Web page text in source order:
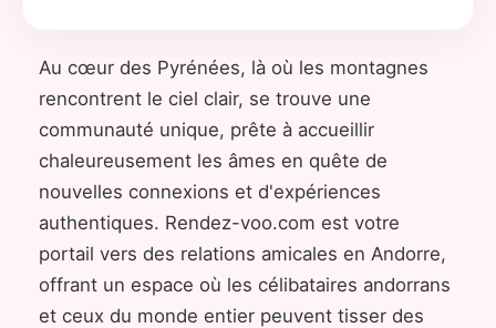
Au cœur des Pyrénées, là où les montagnes
rencontrent le ciel clair, se trouve une
communauté unique, prête à accueillir
chaleureusement les âmes en quête de
nouvelles connexions et d'expériences
authentiques. Rendez-voo.com est votre
portail vers des relations amicales en Andorre,
offrant un espace où les célibataires andorrans
et ceux du monde entier peuvent tisser des